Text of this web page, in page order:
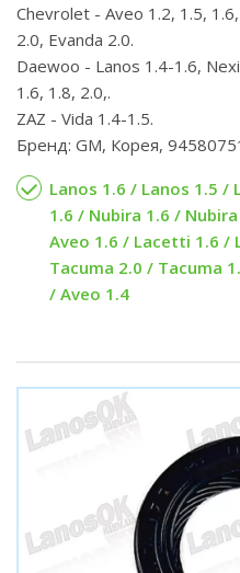
Chevrolet - Aveo 1.2, 1.5,
2.0, Evanda 2.0.
Daewoo - Lanos 1.4-1.6,
1.6, 1.8, 2.0,.
ZAZ - Vida 1.4-1.5.
Бренд: GM, Корея,
Lanos 1.6 / Lanos 1.5 /
1.6 / Nubira 1.6 /
Aveo 1.6 / Lacetti 1.6 /
Tacuma 2.0 / Tacuma
/ Aveo 1.4